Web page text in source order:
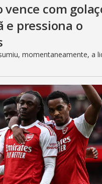
vence com
e pressiona o
momentaneamente, a